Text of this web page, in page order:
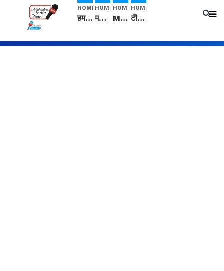
HOME
हम सनातनी..." सांसद kangana Ranaut से क्या बोली लड़की? Viral Jantar-Mantar | CJP protest
HOME
मनीषा हत्याकांड: हत्या, आत्महत्या या कोई बड़ा राज? | Full Story | Josh Haryana
HOME
Mangalsutra: हिंदू धर्म में शादी के बाद मंगलसूत्र क्यों पहनती है महिलाएं, किसने शुरु की ये परंपरा
HOME
टीम बीकेई ने एग्रीकल्चर ग्रेड की यूरिया खाद गट्टों में बदलकर टेक्निकल ग्रेड में बेचने वालों पर करवाई कार्रवाई: लखविंदर सिंह औलख